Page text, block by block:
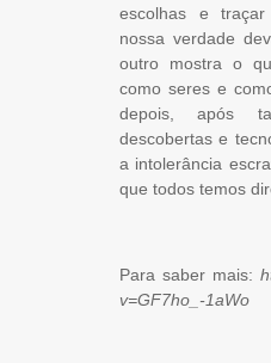
escolhas e
nossa verdade
outro mostra o
como seres e
depois, após
descobertas e
a intolerância
que todos temos
Para saber mais:
v=GF7ho_-1aWo